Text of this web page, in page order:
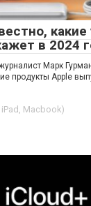
в 2024
Марк
продукты Apple
Macbook)